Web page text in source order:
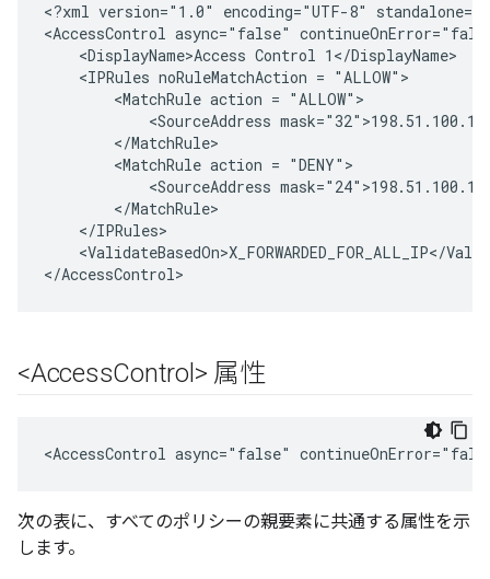
<?xml version="1.0" encoding="UTF-8"
<AccessControl async="false"
    <DisplayName>Access Control 1</DisplayName>
    <IPRules noRuleMatchAction = "ALLOW">
        <MatchRule action = "ALLOW">
<SourceAddress
        </MatchRule>
        <MatchRule action = "DENY">
<SourceAddress
        </MatchRule>
    </IPRules>
<ValidateBasedOn>X_FORWARDED_FOR_ALL_IP</
</AccessControl>
<AccessControl> 属性
<AccessControl async="false"
次の表に、すべてのポリシーの親要素に共通する属性を示
します。